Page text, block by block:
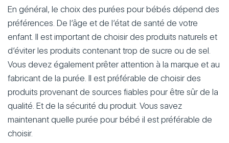
En général, le choix des purées pour bébés dépend des
préférences. De l’âge et de l’état de santé de votre
enfant. Il est important de choisir des produits naturels et
d’éviter les produits contenant trop de sucre ou de sel.
Vous devez également prêter attention à la marque et au
fabricant de la purée. Il est préférable de choisir des
produits provenant de sources fiables pour être sûr de la
qualité. Et de la sécurité du produit. Vous savez
maintenant quelle purée pour bébé il est préférable de
choisir.